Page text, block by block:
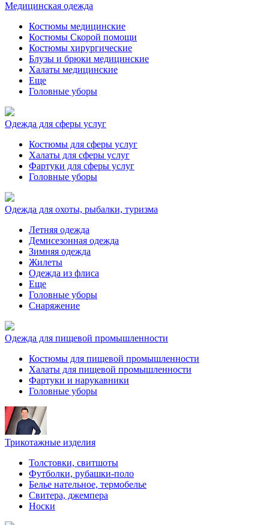
Медицинская одежда
Костюмы медицинские
Костюмы Скорой помощи
Костюмы хирургические
Блузы и брюки медицинские
Халаты медицинские
Еще
Головные уборы
Одежда для сферы услуг
Костюмы для сферы услуг
Халаты для сферы услуг
Фартуки для сферы услуг
Головные уборы
Одежда для охоты, рыбалки, туризма
Летняя одежда
Демисезонная одежда
Зимняя одежда
Жилеты
Одежда из флиса
Еще
Головные уборы
Снаряжение
Одежда для пищевой промышленности
Костюмы для пищевой промышленности
Халаты для пищевой промышленности
Фартуки и нарукавники
Головные уборы
Трикотажные изделия
Толстовки, свитшоты
Футболки, рубашки-поло
Белье нательное, термобелье
Свитера, джемпера
Носки